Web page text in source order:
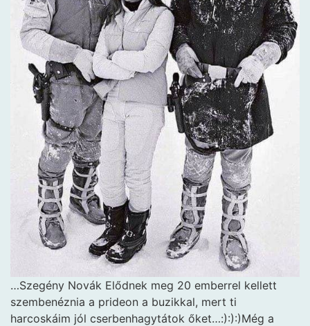
…Szegény Novák Elődnek meg 20 emberrel kellett
szembenéznia a prideon a buzikkal, mert ti
harcoskáim jól cserbenhagytátok őket…:):):)Még a